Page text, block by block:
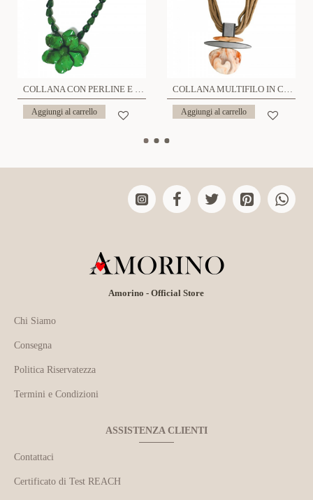
COLLANA CON PERLINE E FIORE IN RESINA - FT24136A840
Aggiungi al carrello
COLLANA MULTIFILO IN CORDA CON PENDENTE IN RESINA - FT24128A474
Aggiungi al carrello
Amorino - Official Store
Chi Siamo
Consegna
Politica Riservatezza
Termini e Condizioni
ASSISTENZA CLIENTI
Contattaci
Certificato di Test REACH